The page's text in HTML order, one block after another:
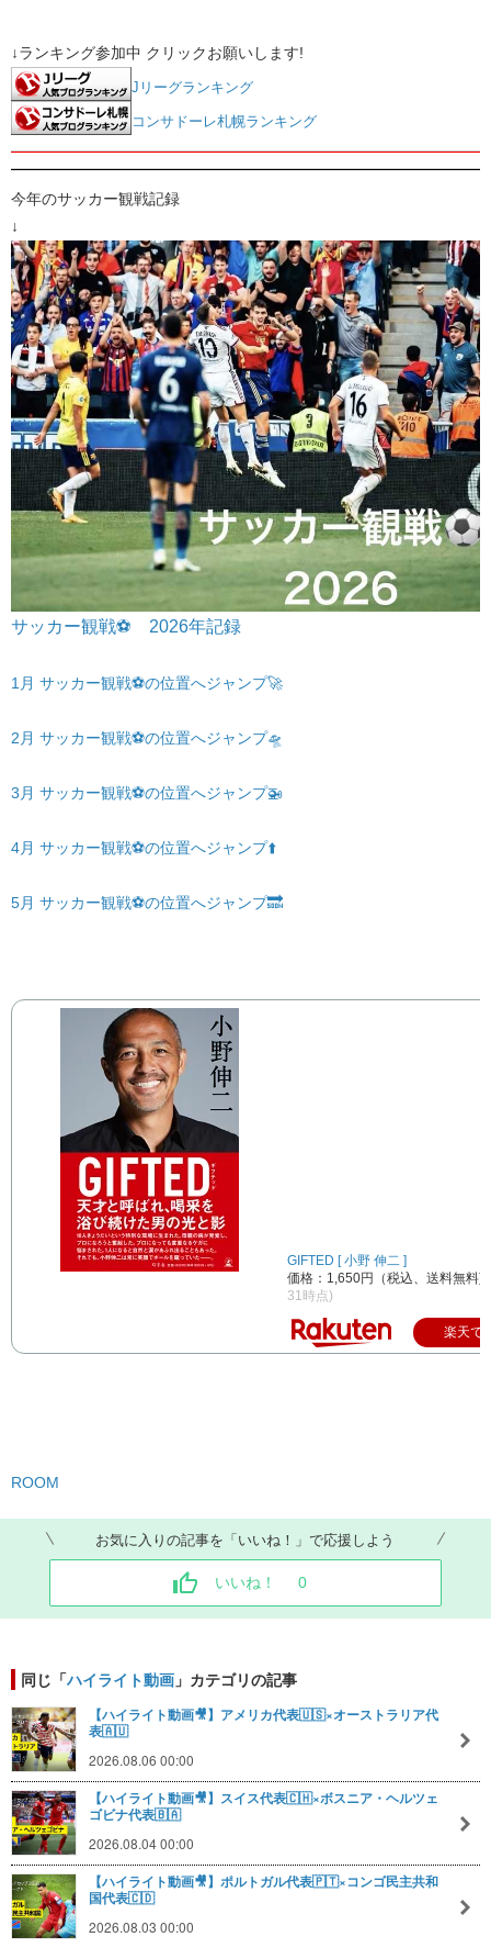
↓ランキング参加中 クリックお願いします!
Jリーグランキング
コンサドーレ札幌ランキング
今年のサッカー観戦記録
↓
サッカー観戦⚽️ 2026年記録
1月 サッカー観戦⚽️の位置へジャンプ🚀
2月 サッカー観戦⚽️の位置へジャンプ🛸
3月 サッカー観戦⚽️の位置へジャンプ🚁
4月 サッカー観戦⚽️の位置へジャンプ⬆️
5月 サッカー観戦⚽️の位置へジャンプ🔜
GIFTED [ 小野 伸二 ]
価格：1,650円（税込、送料無料)
31時点)
楽天で
ROOM
お気に入りの記事を「いいね！」で応援しよう
いいね！ 0
同じ「ハイライト動画 」カテゴリの記事
【ハイライト動画🎥】アメリカ代表🇺🇸×オーストラリア代
表🇦🇺
2026.08.06 00:00
【ハイライト動画🎥】スイス代表🇨🇭×ボスニア・ヘルツェ
ゴビナ代表🇧🇦
2026.08.04 00:00
【ハイライト動画🎥】ポルトガル代表🇵🇹×コンゴ民主共和
国代表🇨🇩
2026.08.03 00:00